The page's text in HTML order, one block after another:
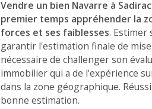
Vendre un bien Navarre à
premier temps appréhender la
forces et ses faiblesses. Estimer
garantir l'estimation finale de
nécessaire de challenger son
immobilier qui a de l'expérience
dans la zone géographique.
bonne estimation.